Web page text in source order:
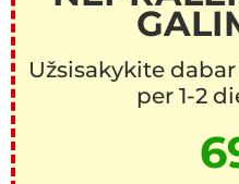
Užsisakykite
per 1-2